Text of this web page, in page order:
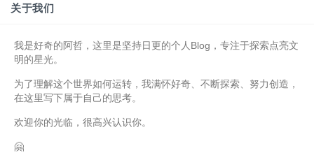
关于我们
我是好奇的阿哲，这里是坚持日更的个人Blog，专注于探索点亮文
明的星光。
为了理解这个世界如何运转，我满怀好奇、不断探索、努力创造，
在这里写下属于自己的思考。
欢迎你的光临，很高兴认识你。
🤗